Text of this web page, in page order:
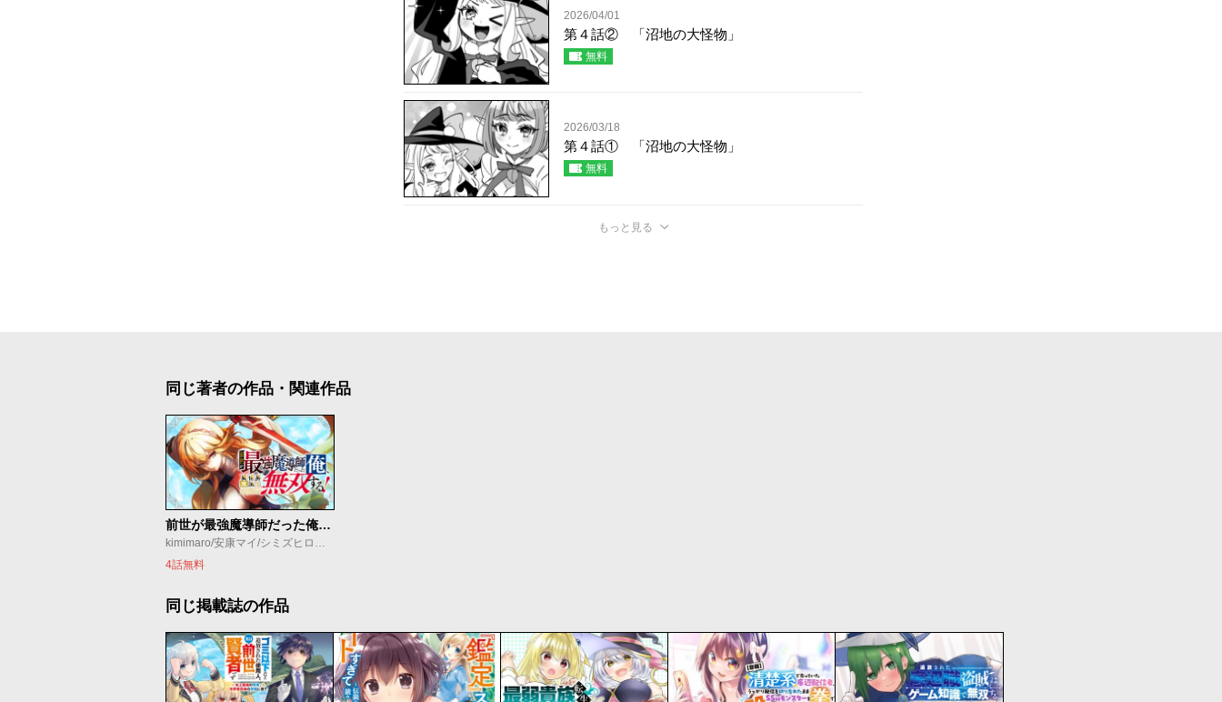
2026/04/01
第４話② 「沼地の大怪物」
無料
2026/03/18
第４話① 「沼地の大怪物」
無料
もっと見る
同じ著者の作品・関連作品
前世が最強魔導師だった俺、異世界魔法で無双する！
kimimaro/安康マイ/シミズヒロノリ/刀彼方
4話無料
同じ掲載誌の作品